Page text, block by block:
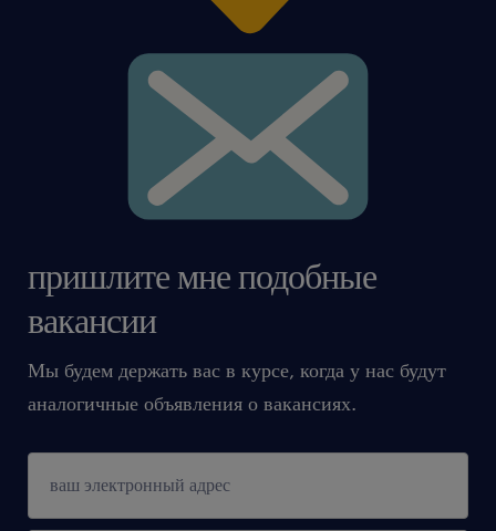
пришлите мне подобные
вакансии
Мы будем держать вас в курсе, когда у нас будут
аналогичные объявления о вакансиях.